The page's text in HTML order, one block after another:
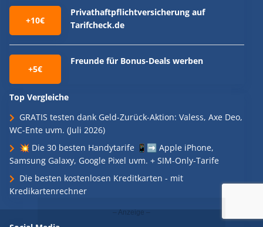
+10€
Privathaftpflichtversicherung auf
Tarifcheck.de
+5€
Freunde für Bonus-Deals werben
Top Vergleiche
GRATIS testen dank Geld-Zurück-Aktion: Valess, Axe Deo,
WC-Ente uvm. (Juli 2026)
💥 Die 30 besten Handytarife 📱➡️ Apple iPhone,
Samsung Galaxy, Google Pixel uvm. + SIM-Only-Tarife
Die besten kostenlosen Kreditkarten - mit
Kredikartenrechner